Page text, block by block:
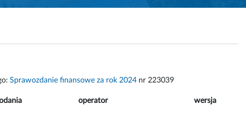
Sprawozdanie finansowe za rok 2024 nr 223039
operator wersja